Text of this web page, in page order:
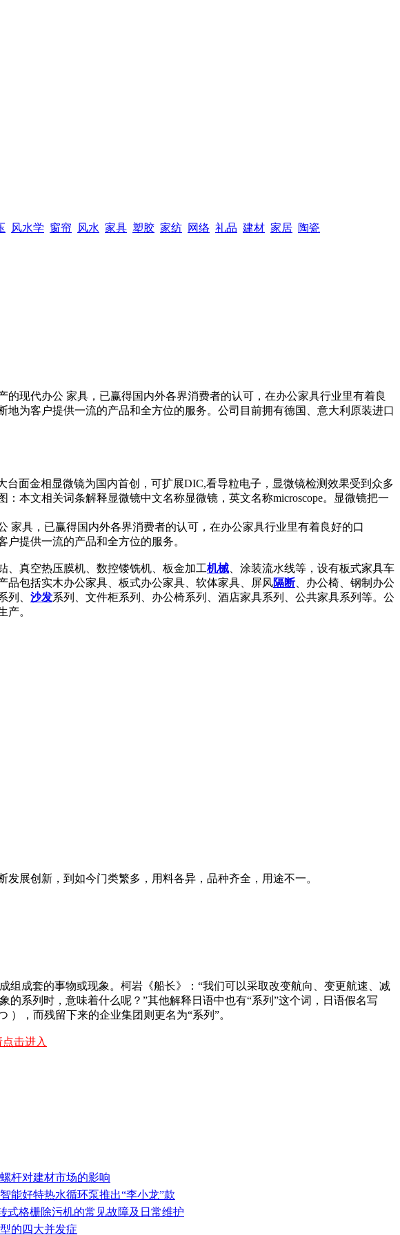
风水学 窗帘 风水 家具 塑胶 家纺 网络 礼品 建材 家居 陶瓷
现代办公 家具，已赢得国内外各界消费者的认可，在办公家具行业里有着良
为客户提供一流的产品和全方位的服务。公司目前拥有德国、意大利原装进口
面金相显微镜为国内首创，可扩展DIC,看导粒电子，显微镜检测效果受到众多
本文相关词条解释显微镜中文名称显微镜，英文名称microscope。显微镜把一
具，已赢得国内外各界消费者的认可，在办公家具行业里有着良好的口
提供一流的产品和全方位的服务。
、真空热压膜机、数控镂铣机、板金加工机械 、涂装流水线等，设有板式家具车
品包括实木办公家具、板式办公家具、软体家具、屏风隔断、办公椅、钢制办公
列、 沙发系列、文件柜系列、办公椅系列、酒店家具系列、公共家具系列等。公
产。
展创新，到如今门类繁多，用料各异，品种齐全，用途不一。
组成套的事物或现象。柯岩《船长》：“我们可以采取改变航向、变更航速、减
系列时，意味着什么呢？”其他解释日语中也有“系列”这个词，日语假名写
，而残留下来的企业集团则更名为“系列”。
击进入
杆对建材市场的影响
能好特热水循环泵推出“李小龙”款
式格栅除污机的常见故障及日常维护
的四大并发症